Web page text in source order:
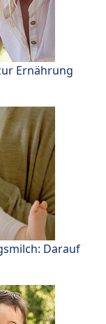
Ernährung
Darauf